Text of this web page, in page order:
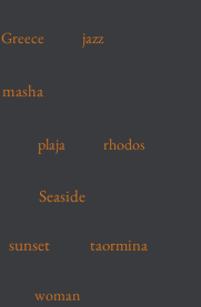
Greece jazz
masha
plaja rhodos
Seaside
sunset taormina
woman